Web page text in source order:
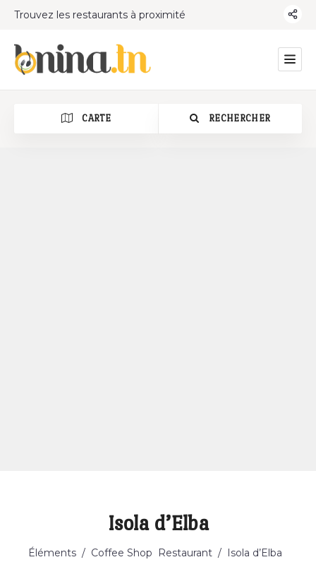
Trouvez les restaurants à proximité
CARTE RECHERCHER
Catégorie
Isola d’Elba
Éléments / Coffee Shop Restaurant / Isola d’Elba